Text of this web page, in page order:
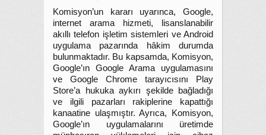
Komisyon’un kararı uyarınca, Google,
internet arama hizmeti, lisanslanabilir
akıllı telefon işletim sistemleri ve Android
uygulama pazarında hâkim durumda
bulunmaktadır. Bu kapsamda, Komisyon,
Google’ın Google Arama uygulamasını
ve Google Chrome tarayıcısını Play
Store’a hukuka aykırı şekilde bağladığı
ve ilgili pazarları rakiplerine kapattığı
kanaatine ulaşmıştır. Ayrıca, Komisyon,
Google’ın uygulamalarını üretimde